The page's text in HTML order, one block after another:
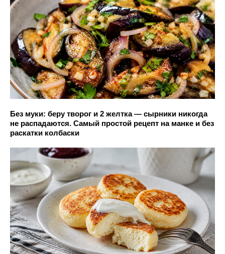
Без муки: беру творог и 2 желтка — сырники никогда
не распадаются. Самый простой рецепт на манке и без
раскатки колбаски